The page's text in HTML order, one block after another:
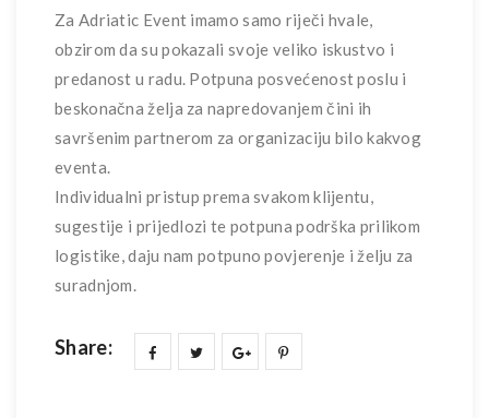
Za Adriatic Event imamo samo riječi hvale,
obzirom da su pokazali svoje veliko iskustvo i
predanost u radu. Potpuna posvećenost poslu i
beskonačna želja za napredovanjem čini ih
savršenim partnerom za organizaciju bilo kakvog
eventa.
Individualni pristup prema svakom klijentu,
sugestije i prijedlozi te potpuna podrška prilikom
logistike, daju nam potpuno povjerenje i želju za
suradnjom.
Share: